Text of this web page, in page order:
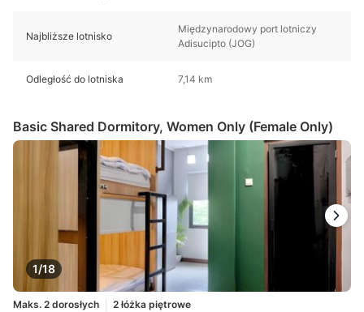
Najbliższe lotnisko
Międzynarodowy port lotniczy
Adisucipto (JOG)
Odległość do lotniska 7,14 km
Basic Shared Dormitory, Women Only (Female Only)
1/18
Maks. 2 dorosłych 2 łóżka piętrowe